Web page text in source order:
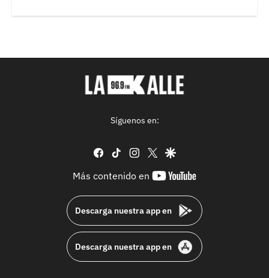
Síguenos en:
facebook
tiktok instagram
twittergoogle
Más contenido en
youtube-
Descarga nuestra app en
Descarga nuestra app en